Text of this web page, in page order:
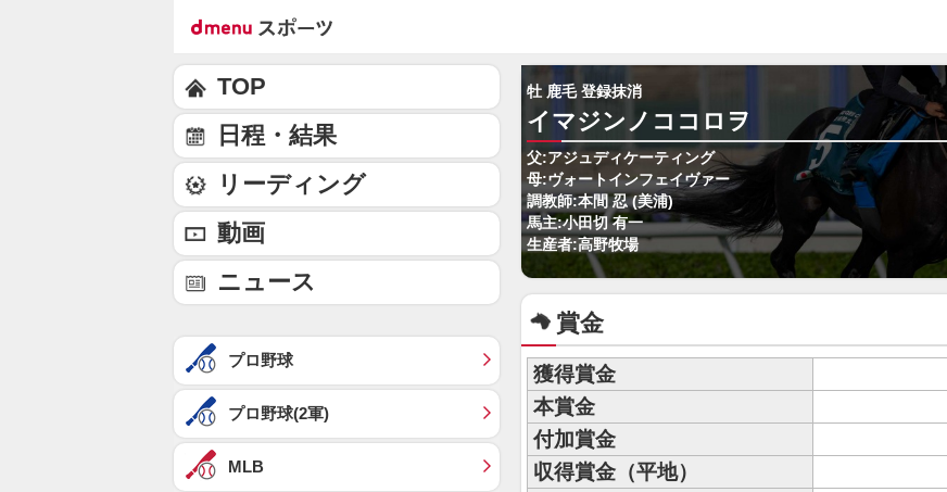
牡 鹿毛 登録抹消
イマジンノココロヲ
父:アジュディケーティング
母:ヴォートインフェイヴァー
調教師:本間 忍 (美浦)
馬主:小田切 有一
生産者:高野牧場
賞金
獲得賞金
本賞金
付加賞金
収得賞金（平地）
TOP
日程・結果
リーディング
動画
ニュース
プロ野球
プロ野球(2軍)
MLB